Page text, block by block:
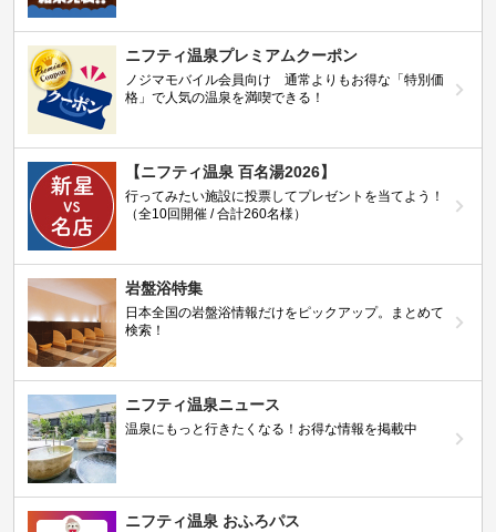
ニフティ温泉プレミアムクーポン
ノジマモバイル会員向け 通常よりもお得な「特別価
格」で人気の温泉を満喫できる！
【ニフティ温泉 百名湯2026】
行ってみたい施設に投票してプレゼントを当てよう！
（全10回開催 / 合計260名様）
岩盤浴特集
日本全国の岩盤浴情報だけをピックアップ。まとめて
検索！
ニフティ温泉ニュース
温泉にもっと行きたくなる！お得な情報を掲載中
ニフティ温泉 おふろパス